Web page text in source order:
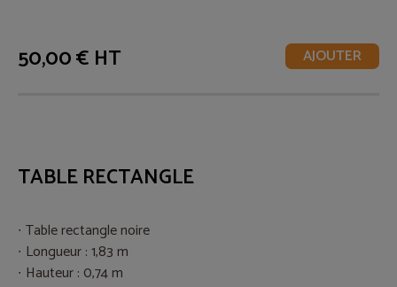
50,00 € HT AJOUTER
TABLE RECTANGLE
Table rectangle noire
Longueur : 1,83 m
Hauteur : 0,74 m